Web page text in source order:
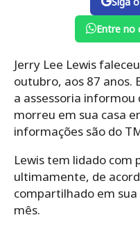
Entre no
Jerry Lee Lewis
outubro, aos 87 anos.
a assessoria informou
morreu em sua casa
informações são do
Lewis tem lidado com
ultimamente, de
compartilhado em
mês.